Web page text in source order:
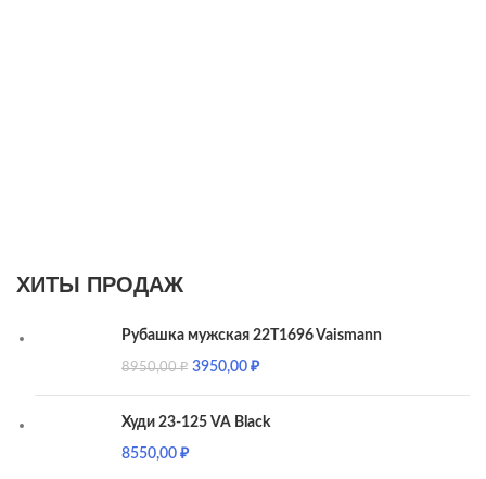
ХИТЫ ПРОДАЖ
Рубашка мужская 22T1696 Vaismann
8950,00₽ 3950,00₽
Худи 23-125 VA Black
8550,00₽